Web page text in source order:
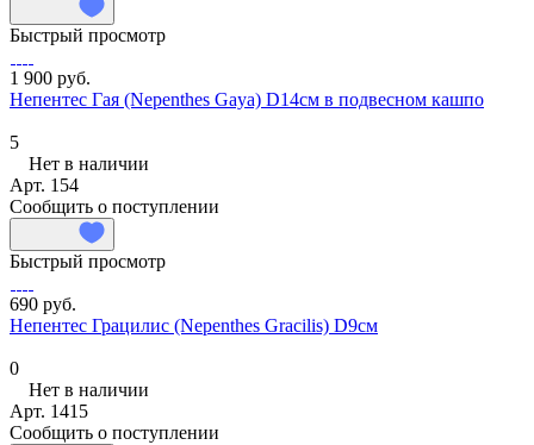
Быстрый просмотр
1 900 руб.
Непентес Гая (Nepenthes Gaya) D14см в подвесном кашпо
5
Нет в наличии
Арт. 154
Сообщить о поступлении
Быстрый просмотр
690 руб.
Непентес Грацилис (Nepenthes Gracilis) D9см
0
Нет в наличии
Арт. 1415
Сообщить о поступлении